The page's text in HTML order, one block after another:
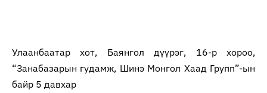
Улаанбаатар хот, Баянгол дүүрэг, 16-р хороо,
“Занабазарын гудамж, Шинэ Монгол Хаад Групп”-ын
байр 5 давхар